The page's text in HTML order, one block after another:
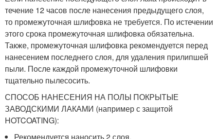
течение 12 часов после нанесения предыдущего слоя,
то промежуточная шлифовка не требуется. По истечении
этого срока промежуточная шлифовка обязательна.
Также, промежуточная шлифовка рекомендуется перед
нанесением последнего слоя, для удаления прилипшей
пыли. После каждой промежуточной шлифовки
тщательно пылесосить.
СПОСОБ НАНЕСЕНИЯ НА ПОЛЫ ПОКРЫТЫЕ
ЗАВОДСКИМИ ЛАКАМИ (например с защитой
HOTCOATING):